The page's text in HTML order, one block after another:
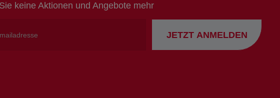
keine Aktionen und Angebote mehr
JETZT ANMELDEN